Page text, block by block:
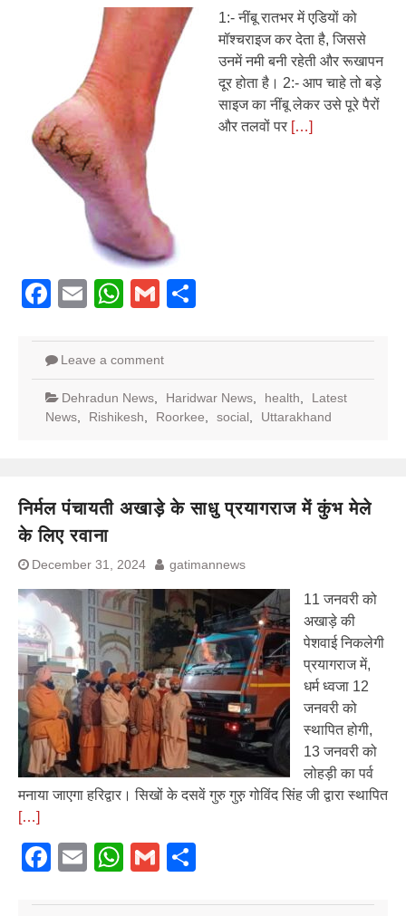
1:- नींबू रातभर में एडि़यों को
मॉश्चराइज कर देता है, जिससे
उनमें नमी बनी रहेती और रूखापन
दूर होता है। 2:- आप चाहे तो बड़े
साइज का नींबू लेकर उसे पूरे पैरों
और तलवों पर […]
Facebook
EmailWhatsApp
Gmail
Leave a comment
Dehradun News Haridwar News health
Latest
News
Rishikesh Roorkee social Uttarakhand
निर्मल पंचायती अखाड़े के साधु प्रयागराज में कुंभ मेले
के लिए रवाना
December 31, 2024 gatimannews
11 जनवरी को
अखाड़े की
पेशवाई निकलेगी
प्रयागराज में,
धर्म ध्वजा 12
जनवरी को
स्थापित होगी,
13 जनवरी को
लोहड़ी का पर्व
मनाया जाएगा हरिद्वार। सिखों के दसवें गुरु गुरु़ गोविंद सिंह जी द्वारा स्थापित
[…]
Facebook
EmailWhatsApp
Gmail